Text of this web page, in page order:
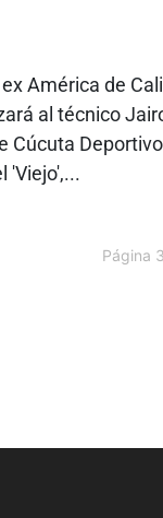
ex América de
al técnico
Cúcuta
'Viejo',...
Página